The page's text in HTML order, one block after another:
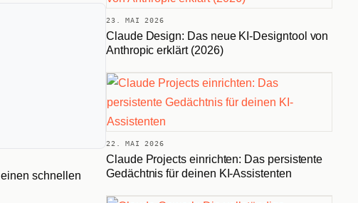
schnellen
23. MAI 2026
Claude Design: Das neue KI-Designtool von
Anthropic erklärt (2026)
22. MAI 2026
Claude Projects einrichten: Das persistente
Gedächtnis für deinen KI-Assistenten